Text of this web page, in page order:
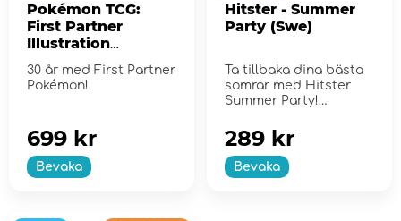
Pokémon TCG:
First Partner
Illustration
Collection - Series
2
30 år med First Partner
Pokémon!
Bevaka
699 kr
Hitster - Summer
Party (Swe)
Ta tillbaka dina bästa
somrar med Hitster
Summer Party!
Bevaka
289 kr